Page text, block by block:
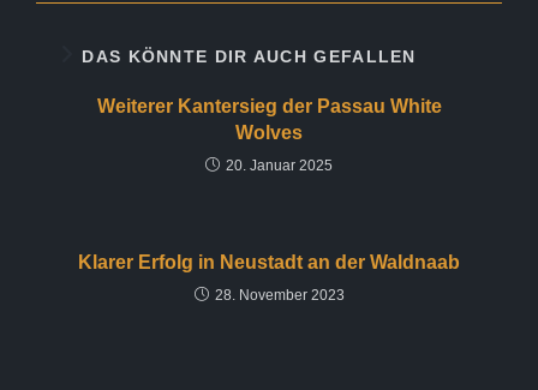
DAS KÖNNTE DIR AUCH GEFALLEN
Weiterer Kantersieg der Passau White
Wolves
20. Januar 2025
Klarer Erfolg in Neustadt an der Waldnaab
28. November 2023